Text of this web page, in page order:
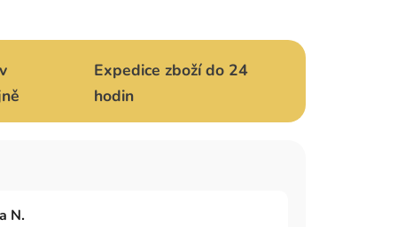
Expedice zboží do 24
hodin
N.